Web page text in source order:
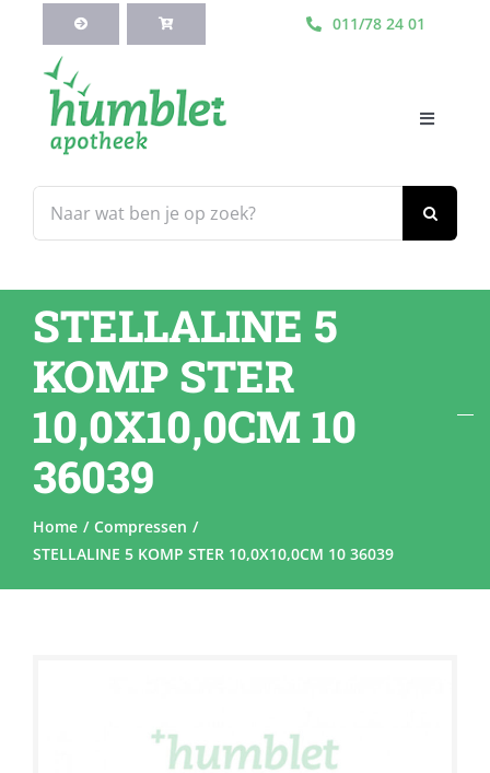
inhoud
011/78 24 01
naar:
Toggle
Webshop
Blog
Diensten
Contacteer Ons
STELLALINE 5
KOMP STER
10,0X10,0CM 10
36039
Home
Compressen
STELLALINE 5 KOMP STER 10,0X10,0CM 10 36039